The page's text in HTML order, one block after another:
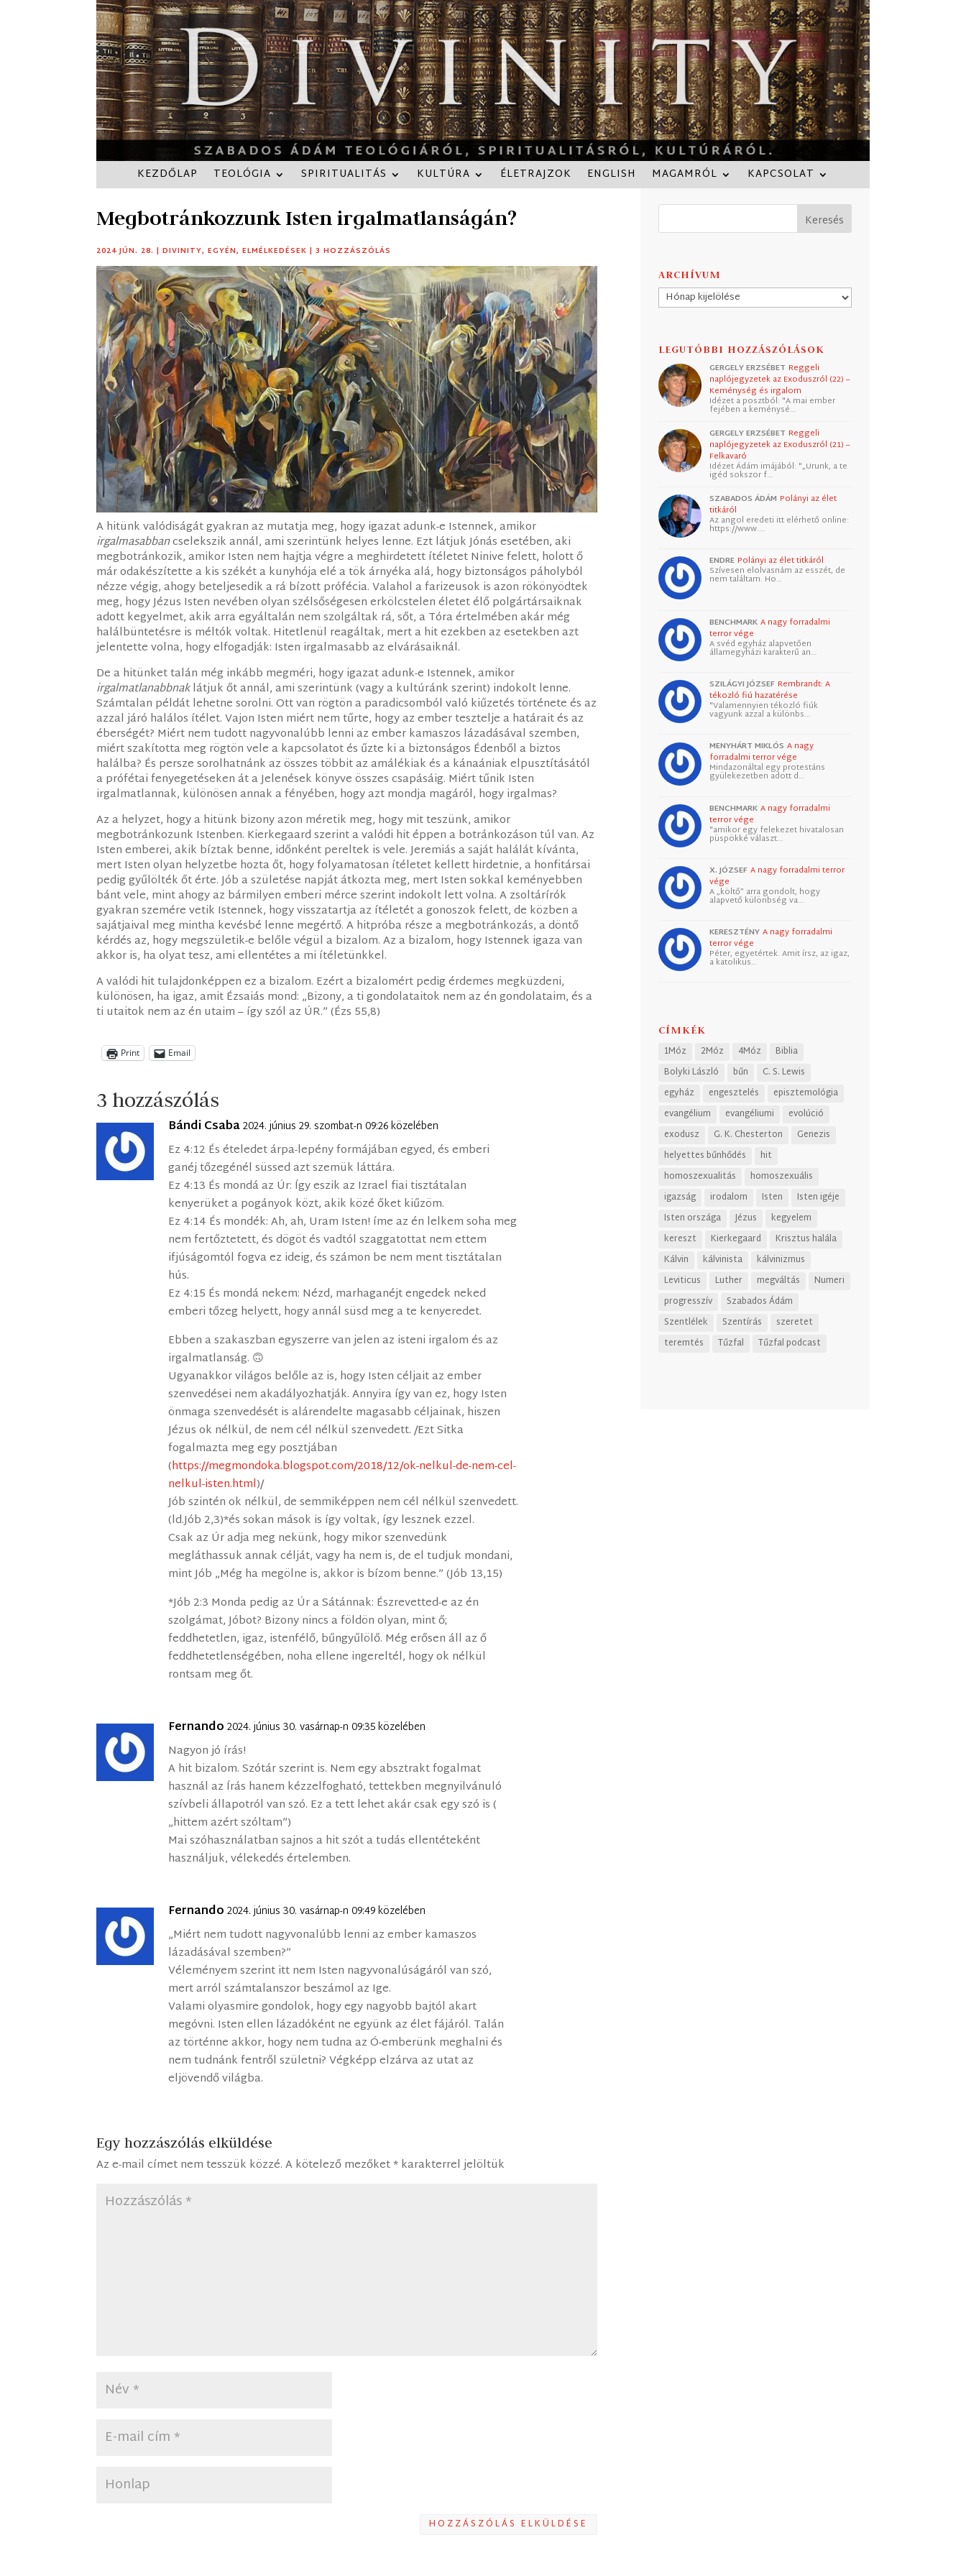
KEZDŐLAP TEOLÓGIA SPIRITUALITÁS KULTÚRA ÉLETRAJZOK ENGLISH MAGAMRÓL KAPCSOLAT
Megbotránkozzunk Isten irgalmatlanságán?
2024 JÚN. 28. |DIVINITY,EGYÉN,ELMÉLKEDÉSEK |3 HOZZÁSZÓLÁS
A hitünk valódiságát gyakran az mutatja meg, hogy igazat adunk-e Istennek, amikor
irgalmasabbancselekszik annál, ami szerintünk helyes lenne. Ezt látjuk Jónás esetében, aki
megbotránkozik, amikor Isten nem hajtja végre a meghirdetett ítéletet Ninive felett, holott ő
már odakészítette a kis székét a kunyhója elé a tök árnyéka alá, hogy biztonságos páholyból
nézze végig, ahogy beteljesedik a rá bízott prófécia. Valahol a farizeusok is azon rökönyödtek
meg, hogy Jézus Isten nevében olyan szélsőségesen erkölcstelen életet élő polgártársaiknak
adott kegyelmet, akik arra egyáltalán nem szolgáltak rá, sőt, a Tóra értelmében akár még
halálbüntetésre is méltók voltak. Hitetlenül reagáltak, mert a hit ezekben az esetekben azt
jelentette volna, hogy elfogadják: Isten irgalmasabb az elvárásaiknál.
De a hitünket talán még inkább megméri, hogy igazat adunk-e Istennek, amikor
irgalmatlanabbnaklátjuk őt annál, ami szerintünk (vagy a kultúránk szerint) indokolt lenne.
Számtalan példát lehetne sorolni. Ott van rögtön a paradicsomból való kiűzetés története és az
azzal járó halálos ítélet. Vajon Isten miért nem tűrte, hogy az ember tesztelje a határait és az
éberségét? Miért nem tudott nagyvonalúbb lenni az ember kamaszos lázadásával szemben,
miért szakította meg rögtön vele a kapcsolatot és űzte ki a biztonságos Édenből a biztos
halálba? És persze sorolhatnánk az összes többit az amálékiak és a kánaániak elpusztításától
a prófétai fenyegetéseken át a Jelenések könyve összes csapásáig. Miért tűnik Isten
irgalmatlannak, különösen annak a fényében, hogy azt mondja magáról, hogy irgalmas?
Az a helyzet, hogy a hitünk bizony azon méretik meg, hogy mit teszünk, amikor
megbotránkozunk Istenben. Kierkegaard szerint a valódi hit éppen a botránkozáson túl van. Az
Isten emberei, akik bíztak benne, időnként pereltek is vele. Jeremiás a saját halálát kívánta,
mert Isten olyan helyzetbe hozta őt, hogy folyamatosan ítéletet kellett hirdetnie, a honfitársai
pedig gyűlölték őt érte. Jób a születése napját átkozta meg, mert Isten sokkal keményebben
bánt vele, mint ahogy az bármilyen emberi mérce szerint indokolt lett volna. A zsoltárírók
gyakran szemére vetik Istennek, hogy visszatartja az ítéletét a gonoszok felett, de közben a
sajátjaival meg mintha kevésbé lenne megértő. A hitpróba része a megbotránkozás, a döntő
kérdés az, hogy megszületik-e belőle végül a bizalom. Az a bizalom, hogy Istennek igaza van
akkor is, ha olyat tesz, ami ellentétes a mi ítéletünkkel.
A valódi hit tulajdonképpen ez a bizalom. Ezért a bizalomért pedig érdemes megküzdeni,
különösen, ha igaz, amit Ézsaiás mond: „Bizony, a ti gondolataitok nem az én gondolataim, és a
ti utaitok nem az én utaim – így szól az ÚR.” (Ézs 55,8)
Print Email
3 hozzászólás
Bándi Csaba2024. június 29. szombat-n 09:26 közelében
Ez 4:12 És ételedet árpa-lepény formájában egyed, és emberi
ganéj tőzegénél süssed azt szemük láttára.
Ez 4:13 És mondá az Úr: Így eszik az Izrael fiai tisztátalan
kenyerüket a pogányok közt, akik közé őket kiűzöm.
Ez 4:14 És mondék: Ah, ah, Uram Isten! íme az én lelkem soha meg
nem fertőztetett, és dögöt és vadtól szaggatottat nem ettem
ifjúságomtól fogva ez ideig, és számon be nem ment tisztátalan
hús.
Ez 4:15 És mondá nekem: Nézd, marhaganéjt engedek neked
emberi tőzeg helyett, hogy annál süsd meg a te kenyeredet.
Ebben a szakaszban egyszerre van jelen az isteni irgalom és az
irgalmatlanság. 🙃
Ugyanakkor világos belőle az is, hogy Isten céljait az ember
szenvedései nem akadályozhatják. Annyira így van ez, hogy Isten
önmaga szenvedését is alárendelte magasabb céljainak, hiszen
Jézus ok nélkül, de nem cél nélkül szenvedett. /Ezt Sitka
fogalmazta meg egy posztjában
(https://megmondoka.blogspot.com/2018/12/ok-nelkul-de-nem-cel-
nelkul-isten.html)/
Jób szintén ok nélkül, de semmiképpen nem cél nélkül szenvedett.
(ld.Jób 2,3)*és sokan mások is így voltak, így lesznek ezzel.
Csak az Úr adja meg nekünk, hogy mikor szenvedünk
megláthassuk annak célját, vagy ha nem is, de el tudjuk mondani,
mint Jób „Még ha megölne is, akkor is bízom benne.” (Jób 13,15)
*Jób 2:3 Monda pedig az Úr a Sátánnak: Észrevetted-e az én
szolgámat, Jóbot? Bizony nincs a földön olyan, mint ő;
feddhetetlen, igaz, istenfélő, bűngyűlölő. Még erősen áll az ő
feddhetetlenségében, noha ellene ingereltél, hogy ok nélkül
rontsam meg őt.
Fernando 2024. június 30. vasárnap-n 09:35 közelében
Nagyon jó írás!
A hit bizalom. Szótár szerint is. Nem egy absztrakt fogalmat
használ az Írás hanem kézzelfogható, tettekben megnyilvánuló
szívbeli állapotról van szó. Ez a tett lehet akár csak egy szó is (
„hittem azért szóltam”)
Mai szóhasználatban sajnos a hit szót a tudás ellentéteként
használjuk, vélekedés értelemben.
Fernando 2024. június 30. vasárnap-n 09:49 közelében
„Miért nem tudott nagyvonalúbb lenni az ember kamaszos
lázadásával szemben?”
Véleményem szerint itt nem Isten nagyvonalúságáról van szó,
mert arról számtalanszor beszámol az Ige.
Valami olyasmire gondolok, hogy egy nagyobb bajtól akart
megóvni. Isten ellen lázadóként ne együnk az élet fájáról. Talán
az történne akkor, hogy nem tudna az Ó-emberünk meghalni és
nem tudnánk fentről születni? Végképp elzárva az utat az
eljövendő világba.
Egy hozzászólás elküldése
Az e-mail címet nem tesszük közzé. A kötelező mezőket*karakterrel jelöltük
HOZZÁSZÓLÁS ELKÜLDÉSE
ARCHÍVUM
Archívum
LEGUTÓBBI HOZZÁSZÓLÁSOK
GERGELY ERZSÉBET Reggeli
naplójegyzetek az Exoduszról (22) –
Keménység és irgalom
Idézet a posztból: "A mai ember
fejében a keménysé…
GERGELY ERZSÉBET Reggeli
naplójegyzetek az Exoduszról (21) –
Felkavaró
Idézet Ádám imájából: "„Urunk, a te
igéd sokszor f…
SZABADOS ÁDÁM Polányi az élet
titkáról
Az angol eredeti itt elérhető online:
https://www.…
ENDRE Polányi az élet titkáról
Szívesen elolvasnám az esszét, de
nem találtam. Ho…
BENCHMARK A nagy forradalmi
terror vége
A svéd egyház alapvetően
államegyházi karakterű an…
SZILÁGYI JÓZSEF Rembrandt: A
tékozló fiú hazatérése
"Valamennyien tékozló fiúk
vagyunk azzal a különbs…
MENYHÁRT MIKLÓS A nagy
forradalmi terror vége
Mindazonáltal egy protestáns
gyülekezetben adott d…
BENCHMARK A nagy forradalmi
terror vége
"amikor egy felekezet hivatalosan
püspökké választ…
X. JÓZSEF A nagy forradalmi terror
vége
A „költő” arra gondolt, hogy
alapvető különbség va…
KERESZTÉNY A nagy forradalmi
terror vége
Péter, egyetértek. Amit írsz, az igaz,
a katolikus…
CÍMKÉK
1Móz 2Móz 4Móz
Biblia
Bolyki László
bűn
C. S. Lewis
egyház
engesztelés
episztemológia
evangélium
evangéliumi
evolúció
exodusz
G. K. Chesterton
Genezis
helyettes bűnhődés
hit
homoszexualitás
homoszexuális
igazság
irodalom Isten
Isten igéje
Isten országa
Jézus
kegyelem
kereszt
Kierkegaard
Krisztus halála
Kálvin
kálvinista
kálvinizmus
Leviticus
Luther megváltás
Numeri
progresszív
Szabados Ádám
Szentlélek
Szentírás
szeretet
teremtés
Tűzfal Tűzfal podcast